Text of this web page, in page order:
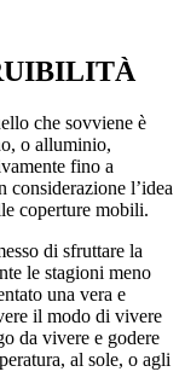
che sovviene è
o alluminio,
fino a
considerazione l’idea
coperture mobili.
di sfruttare la
le stagioni meno
una vera e
il modo di vivere
da vivere e godere
al sole, o agli